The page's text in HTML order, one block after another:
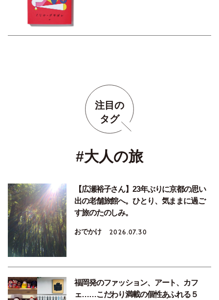
注目の
タグ
#大人の旅
【広瀬裕子さん】23年ぶりに京都の思い
出の老舗旅館へ。ひとり、気ままに過ご
す旅のたのしみ。
おでかけ 2026.07.30
福岡発のファッション、アート、カフ
ェ……こだわり満載の個性あふれる５